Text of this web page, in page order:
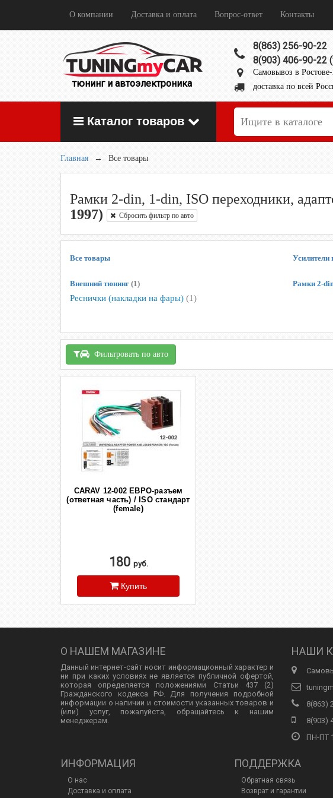
О компании Доставка и оплата Вопрос-ответ Контакты
тюнинг и автоэлектроника
8(863) 256-90-22
8(903) 406-90-22
Самовывоз в
доставка по всей
Каталог товаров
Главная → Все товары
Рамки 2-din, 1-din, ISO переходники,
1997)
Сбросить фильтр по авто
Все товары
Внешний тюнинг (1)
Реснички (накладки на фары) (1)
Усилители
Рамки 2-
Фильтровать по авто
CARAV 12-002 ЕВРО-разъем
(ответная часть) / ISO стандарт
(female)
180 руб.
Купить
О НАШЕМ МАГАЗИНЕ
Данный интернет-сайт носит информационный характер и
ни при каких условиях не является публичной офертой,
которая определяется положениями Статьи 437 (2)
Гражданского кодекса РФ. Для получения подробной
информации о наличии и стоимости указанных товаров и
(или) услуг, пожалуйста, обращайтесь к нашим
менеджерам.
НАШИ
8(863)
8(903)
ПН-ПТ
ИНФОРМАЦИЯ
О нас
Доставка и оплата
ПОДДЕРЖКА
Обратная связь
Возврат и гарантии